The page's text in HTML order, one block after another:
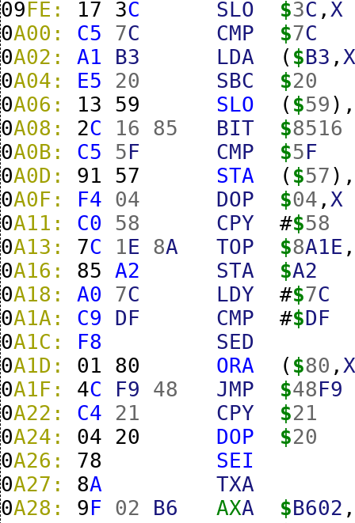
09FE: 17 3C SLO $3C , X
0A00: C5 7C CMP $7C
0A02: A1 B3 LDA ( $B3 ,
0A04: E5 20 SBC $20
0A06: 13 59 SLO ( $59
0A08: 2C 16 85 BIT $8516
0A0B: C5 5F CMP $5F
0A0D: 91 57 STA ( $57
0A0F: F4 04 DOP $04 , X
0A11: C0 58 CPY #$58
0A13: 7C 1E 8A TOP $8A1E
0A16: 85 A2 STA $A2
0A18: A0 7C LDY #$7C
0A1A: C9 DF CMP #$DF
0A1C: F8
SED
0A1D: 01 80 ORA ( $80 ,
0A1F: 4C F9 48 JMP $48F9
0A22: C4 21 CPY $21
0A24: 04 20 DOP $20
0A26: 78
SEI
0A27: 8A
TXA
0A28: 9F 02 B6 AXA $B602